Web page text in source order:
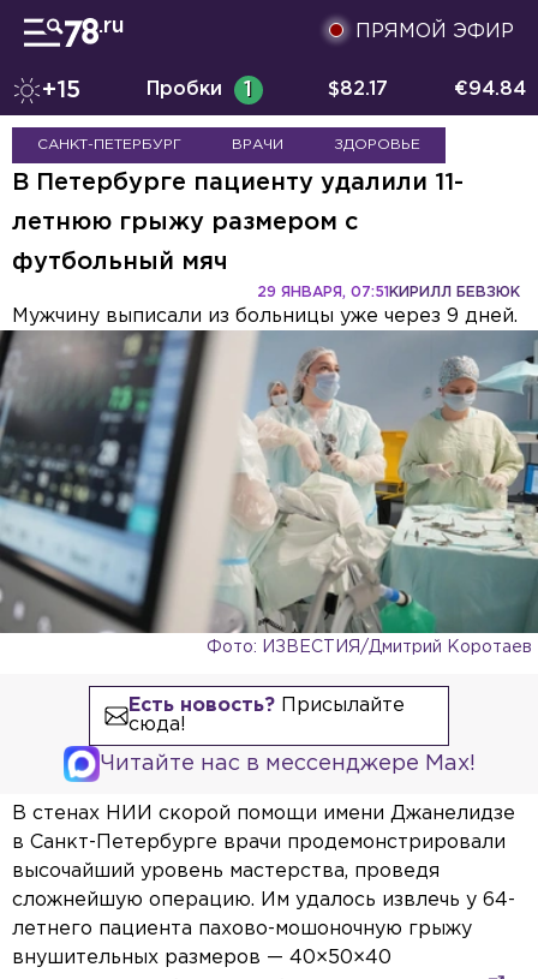
ПРЯМОЙ ЭФИР
+15 Пробки 1 $82.17 €94.84
САНКТ-ПЕТЕРБУРГ ВРАЧИ ЗДОРОВЬЕ
В Петербурге пациенту удалили 11-
летнюю грыжу размером с
футбольный мяч
КИРИЛЛ БЕВЗЮК
29 ЯНВАРЯ, 07:51
Мужчину выписали из больницы уже через 9 дней.
Фото: ИЗВЕСТИЯ/Дмитрий Коротаев
Есть новость?Присылайте
сюда!
Читайте нас в мессенджере Max!
В стенах НИИ скорой помощи имени Джанелидзе
в Санкт-Петербурге врачи продемонстрировали
высочайший уровень мастерства, проведя
сложнейшую операцию. Им удалось извлечь у 64-
летнего пациента пахово-мошоночную грыжу
внушительных размеров — 40×50×40